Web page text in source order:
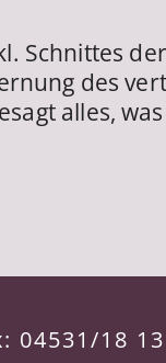
Schnittes der
des
alles,
04531/18